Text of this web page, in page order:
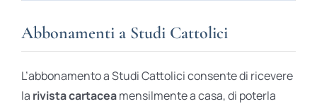
Ares Gold
Ares Digital
Abbonamenti a Studi Cattolici
L’abbonamento a Studi Cattolici consente di ricevere
la rivista cartaceamensilmente a casa, di poterla